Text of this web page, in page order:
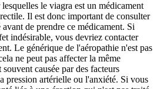
le viagra est un médicament
Il est donc important de consulter
de prendre ce médicament. Si
indésirable, vous devriez contacter
Le générique de l'aéropathie n'est pas
ne peut pas affecter la même
causée par des facteurs
pression artérielle ou l'anxiété. Si vous